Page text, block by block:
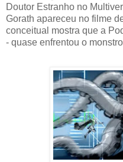
Doutor Estranho no
Gorath apareceu no filme
conceitual mostra que a
- quase enfrentou o